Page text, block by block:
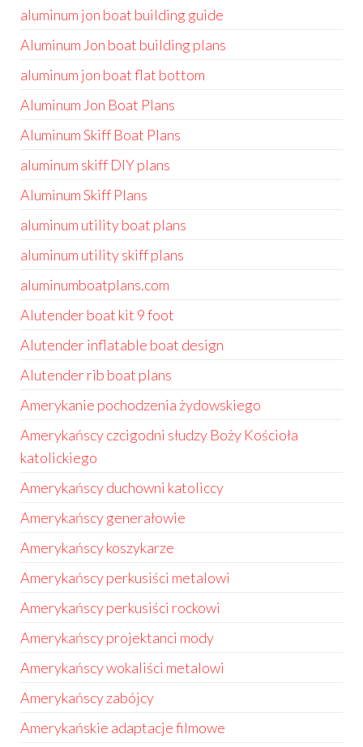
aluminum jon boat building guide
Aluminum Jon boat building plans
aluminum jon boat flat bottom
Aluminum Jon Boat Plans
Aluminum Skiff Boat Plans
aluminum skiff DIY plans
Aluminum Skiff Plans
aluminum utility boat plans
aluminum utility skiff plans
aluminumboatplans.com
Alutender boat kit 9 foot
Alutender inflatable boat design
Alutender rib boat plans
Amerykanie pochodzenia żydowskiego
Amerykańscy czcigodni słudzy Boży Kościoła
katolickiego
Amerykańscy duchowni katoliccy
Amerykańscy generałowie
Amerykańscy koszykarze
Amerykańscy perkusiści metalowi
Amerykańscy perkusiści rockowi
Amerykańscy projektanci mody
Amerykańscy wokaliści metalowi
Amerykańscy zabójcy
Amerykańskie adaptacje filmowe